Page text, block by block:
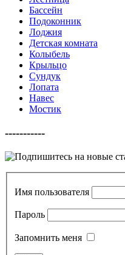
Бассейн
Подоконник
Лоджия
Детская комната
Колыбель
Крыльцо
Сундук
Лопата
Навес
Мостик
-----------
Имя пользователя
Пароль
Запомнить меня